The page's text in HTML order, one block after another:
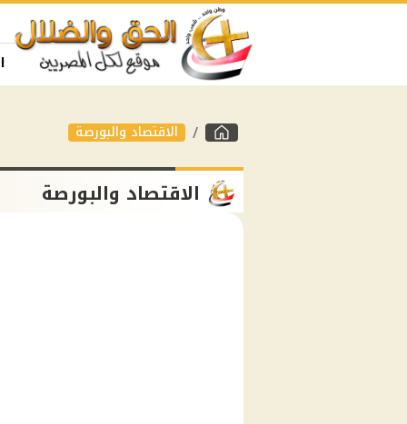
الاقتصاد والبورصة
الاقتصاد والبورصة